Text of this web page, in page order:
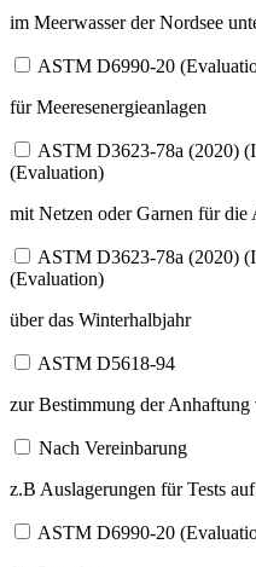
im Meerwasser der Nordsee
ASTM D6990-20
für Meeresenergieanlagen
ASTM D3623-78a (2020)
(Evaluation)
mit Netzen oder Garnen für
ASTM D3623-78a (2020)
(Evaluation)
über das Winterhalbjahr
ASTM D5618-94
zur Bestimmung der Anhaftung
Nach Vereinbarung
z.B Auslagerungen für Tests
ASTM D6990-20